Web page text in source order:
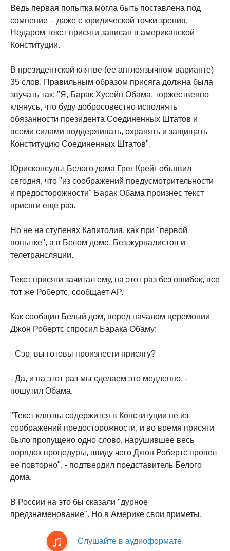
Ведь первая попытка могла быть поставлена под
сомнение – даже с юридической точки зрения.
Недаром текст присяги записан в американской
Конституции.
В президентской клятве (ее англоязычном варианте)
35 слов. Правильным образом присяга должна была
звучать так: "Я, Барак Хусейн Обама, торжественно
клянусь, что буду добросовестно исполнять
обязанности президента Соединенных Штатов и
всеми силами поддерживать, охранять и защищать
Конституцию Соединенных Штатов".
Юрисконсульт Белого дома Грег Крейг объявил
сегодня, что "из соображений предусмотрительности
и предосторожности" Барак Обама произнес текст
присяги еще раз.
Но не на ступенях Капитолия, как при "первой
попытке", а в Белом доме. Без журналистов и
телетрансляции.
Текст присяги зачитал ему, на этот раз без ошибок, все
тот же Робертс, сообщает AP.
Как сообщил Белый дом, перед началом церемонии
Джон Робертс спросил Барака Обаму:
- Сэр, вы готовы произнести присягу?
- Да, и на этот раз мы сделаем это медленно, -
пошутил Обама.
"Текст клятвы содержится в Конституции не из
соображений предосторожности, и во время присяги
было пропущено одно слово, нарушившее весь
порядок процедуры, ввиду чего Джон Робертс провел
ее повторно", - подтвердил представитель Белого
дома.
В России на это бы сказали "дурное
предзнаменование". Но в Америке свои приметы.
Слушайте в аудиоформате.